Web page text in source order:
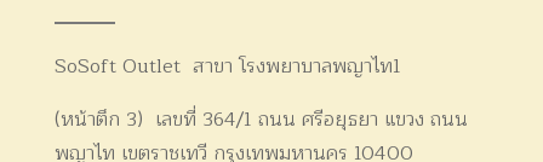
SoSoft Outlet สาขา โรงพยาบาลพญาไท1
(หน้าตึก 3) เลขที่ 364/1 ถนน ศรีอยุธยา แขวง ถนน
พญาไท เขตราชเทวี กรุงเทพมหานคร 10400